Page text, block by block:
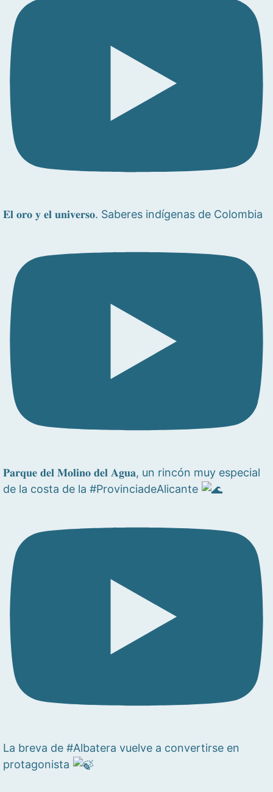
𝐄𝐥 𝐨𝐫𝐨 𝐲 𝐞𝐥 𝐮𝐧𝐢𝐯𝐞𝐫𝐬𝐨. Saberes indígenas de Colombia
𝐏𝐚𝐫𝐪𝐮𝐞 𝐝𝐞𝐥 𝐌𝐨𝐥𝐢𝐧𝐨 𝐝𝐞𝐥 𝐀𝐠𝐮𝐚, un rincón muy especial
de la costa de la #ProvinciadeAlicante
La breva de #Albatera vuelve a convertirse en
protagonista